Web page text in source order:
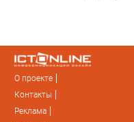
О проекте
Контакты
Реклама